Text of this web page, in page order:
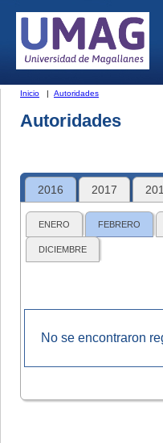
Inicio | Autoridades
Autoridades
2016 2017
ENERO FEBRERO
DICIEMBRE
No se encontraron